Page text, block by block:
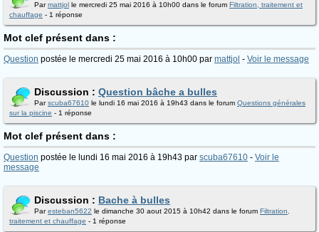
Parmattjol le mercredi 25 mai 2016 à 10h00 dans le forum Filtration, traitement et
chauffage - 1 réponse
Mot clef présent dans :
Question postée le mercredi 25 mai 2016 à 10h00 par mattjol - Voir le message
Discussion : Question bâche a bulles
Parscuba67610 le lundi 16 mai 2016 à 19h43 dans le forum Questions générales
sur la piscine - 1 réponse
Mot clef présent dans :
Question postée le lundi 16 mai 2016 à 19h43 par scuba67610 - Voir le
message
Discussion : Bache à bulles
Paresteban5622 le dimanche 30 aout 2015 à 10h42 dans le forum Filtration,
traitement et chauffage - 1 réponse